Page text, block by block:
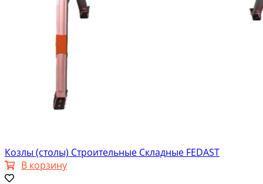
Козлы (столы) Строительные Складные FEDAST
В корзину